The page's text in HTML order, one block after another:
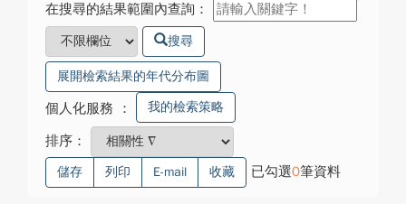
在搜尋的結果範圍內查詢：
搜尋
展開檢索結果的年代分布圖
個人化服務 ： 我的檢索策略
排序：
儲存 列印 E-mail 收藏 已勾選0筆資料